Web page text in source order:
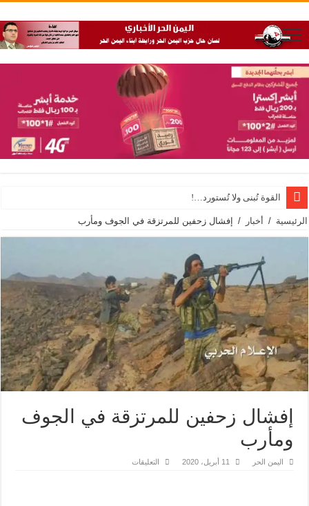
القوة تُبنى ولا تُستورد…!
الرئيسية / أخبار / إفشال زحفين للمرتزقة في الجوف ومأرب
إفشال زحفين للمرتزقة في الجوف
ومأرب
اليمن الحر 11 أبريل، 2020 التعليقات